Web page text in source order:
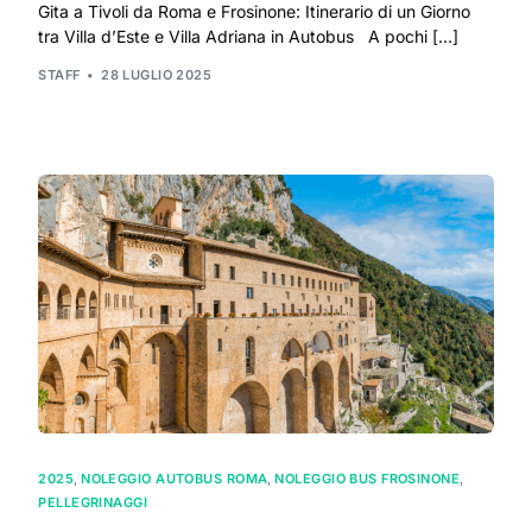
Gita a Tivoli da Roma e Frosinone: Itinerario di un Giorno
tra Villa d’Este e Villa Adriana in Autobus A pochi […]
STAFF 28 LUGLIO 2025
2025,NOLEGGIO AUTOBUS ROMA,NOLEGGIO BUS FROSINONE,
PELLEGRINAGGI